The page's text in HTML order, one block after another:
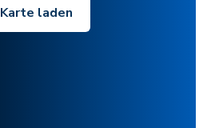
Karte laden